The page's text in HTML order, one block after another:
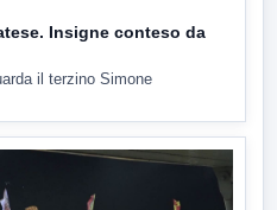
Insigne conteso da
il terzino Simone